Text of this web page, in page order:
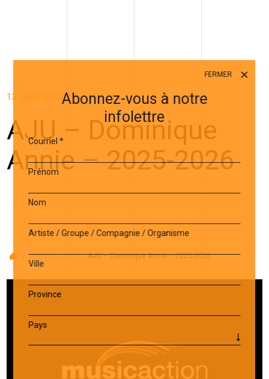
13 JANVIER 2026
AJU – Dominique
Annie – 2025-2026
Accueil
- Projet accepté - AJU – Dominique Annie – 2025-2026
FERMER
Abonnez-vous à notre
infolettre
Courriel*
Prénom
Nom
Artiste / Groupe / Compagnie / Organisme
Ville
Province
Pays